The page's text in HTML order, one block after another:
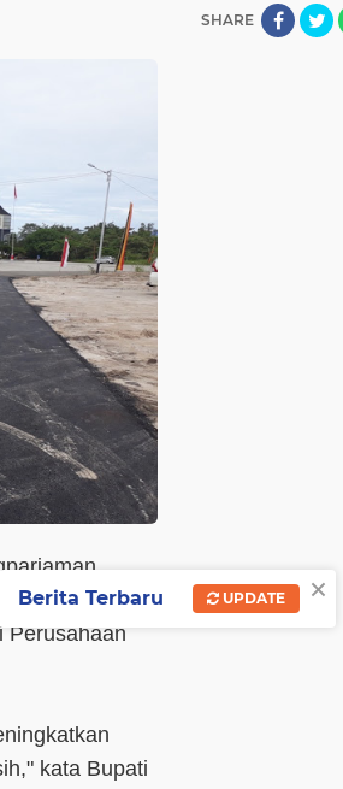
SHARE
kabupaten
Perusahaan
kata Bupati
×
Berita Terbaru UPDATE